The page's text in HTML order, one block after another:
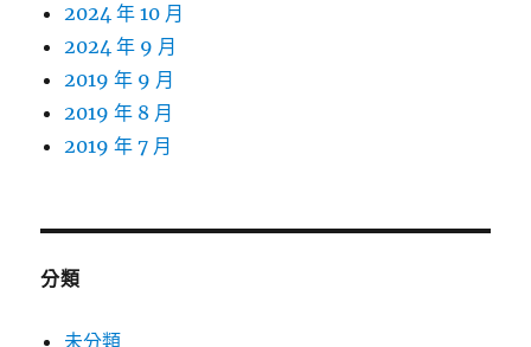
2024 年 10 月
2024 年 9 月
2019 年 9 月
2019 年 8 月
2019 年 7 月
分類
未分類